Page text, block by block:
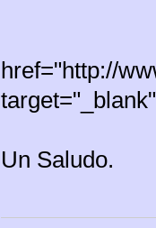
href="http://
Un Saludo.